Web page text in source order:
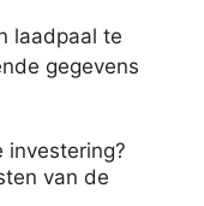
laadpaal te
gegevens
investering?
van de